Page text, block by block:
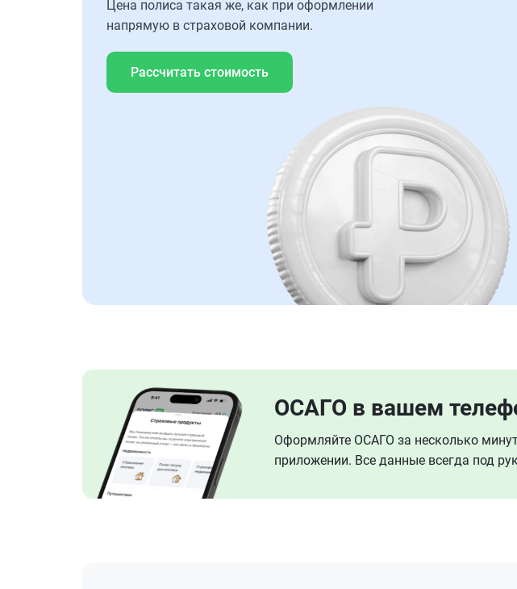
Цена полиса такая же, как при оформлении
напрямую в страховой компании.
Рассчитать стоимость
ОСАГО в вашем
Оформляйте ОСАГО за несколько
приложении. Все данные всегда под